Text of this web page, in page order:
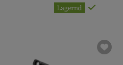
Lagernd